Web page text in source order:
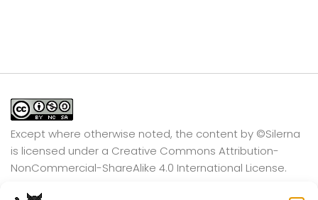
Except where otherwise noted, the content by ©Silerna
is licensed under a Creative Commons Attribution-
NonCommercial-ShareAlike 4.0 International License.